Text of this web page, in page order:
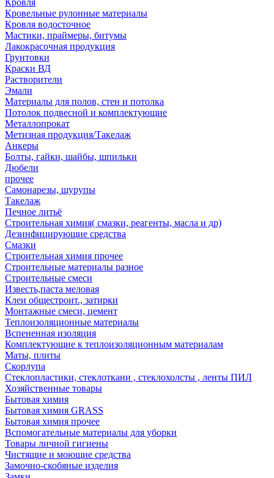
Кровля
Кровельные рулонные материалы
Кровля водосточное
Мастики, праймеры, битумы
Лакокрасочная продукция
Грунтовки
Краски ВД
Растворители
Эмали
Материалы для полов, стен и потолка
Потолок подвесной и комплектующие
Металлопрокат
Метизная продукция/Такелаж
Анкеры
Болты, гайки, шайбы, шпильки
Дюбели
прочее
Самонарезы, шурупы
Такелаж
Печное литьё
Строительная химия( смазки, реагенты, масла и др)
Дезинфицирующие средства
Смазки
Строительная химия прочее
Строительные материалы разное
Строительные смеси
Известь,паста меловая
Клеи общестроит., затирки
Монтажные смеси, цемент
Теплоизоляционные материалы
Вспененная изоляция
Комплектующие к теплоизоляционным материалам
Маты, плиты
Скорлупа
Стеклопластики, стеклоткани , стеклохолсты , ленты ПИЛ
Хозяйственные товары
Бытовая химия
Бытовая химия GRASS
Бытовая химия прочее
Вспомогательные материалы для уборки
Товары личной гигиены
Чистящие и моющие средства
Замочно-скобяные изделия